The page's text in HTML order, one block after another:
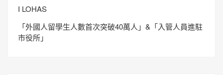
I LOHAS
「外國人留學生人數首次突破40萬人」&「入管人員進駐
市役所」